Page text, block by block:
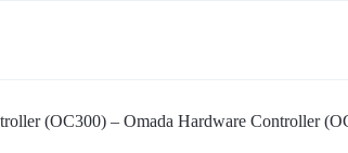
(OC300) – Omada Hardware Controller